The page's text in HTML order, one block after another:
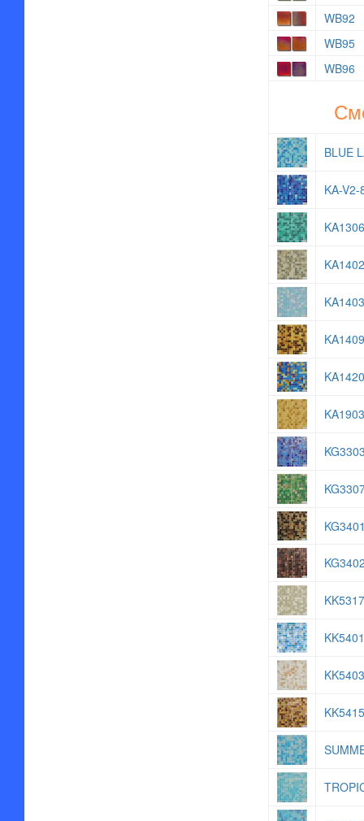
WB92
WB95
WB96
BLUE
KA-
KA1409
KA1903
KK5317